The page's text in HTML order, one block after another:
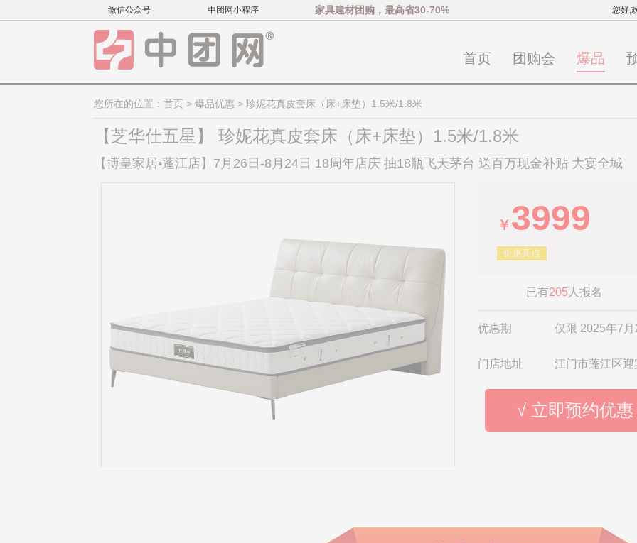
微信公众号 中团网小程序 家具建材团购，最高省30-70% 您好,
首页 团购会 爆品
您所在的位置： 首页 > 爆品优惠 > 珍妮花真皮套床（床+床垫）1.5米/1.8米
【芝华仕五星】 珍妮花真皮套床（床+床垫）1.5米/1.8米
【博皇家居•蓬江店】7月26日-8月24日 18周年店庆 抽18瓶飞天茅台 送百万现金补贴 大宴全城
￥3999
钜惠亮点
已有205 人报名
优惠期 仅限 2025年7
门店地址 江门市蓬江区
√ 立即预约优惠